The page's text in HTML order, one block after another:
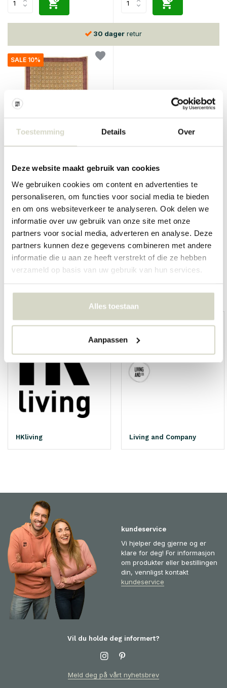
Toestemming Details Over
Deze website maakt gebruik van cookies
We gebruiken cookies om content en advertenties te
personaliseren, om functies voor social media te bieden
en om ons websiteverkeer te analyseren. Ook delen we
informatie over uw gebruik van onze site met onze
partners voor social media, adverteren en analyse. Deze
partners kunnen deze gegevens combineren met andere
informatie die u aan ze heeft verstrekt of die ze hebben
verzameld op basis van uw gebruik van hun services.
Alles toestaan
Aanpassen
30 dagerretur
SALE 10%
bag
€119,50
Inkl. mva
• På lager
HKliving Living and Company
kundeservice
Vi hjelper deg gjerne og er
klare for deg! For informasjon
om produkter eller bestillingen
din, vennligst kontakt
kundeservice
Vil du holde deg informert?
Meld deg på vårt nyhetsbrev